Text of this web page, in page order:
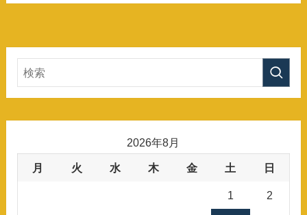
2026年8月
月 火 水 木 金 土 日
1 2